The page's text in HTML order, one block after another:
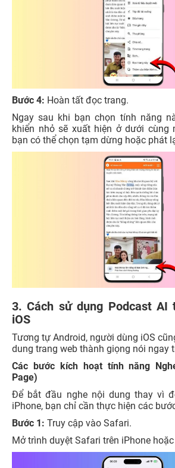
Bước 4: Hoàn tất đọc trang.
Ngay sau khi bạn chọn tính năng
khiển nhỏ sẽ xuất hiện ở dưới cùng
bạn có thể chọn tạm dừng hoặc phát
3. Cách sử dụng Podcast AI
iOS
Tương tự Android, người dùng iOS
dung trang web thành giọng nói ngay
Các bước kích hoạt tính năng
Page)
Để bắt đầu nghe nội dung thay vì
iPhone, bạn chỉ cần thực hiện các
Bước 1: Truy cập vào Safari.
Mở trình duyệt Safari trên iPhone